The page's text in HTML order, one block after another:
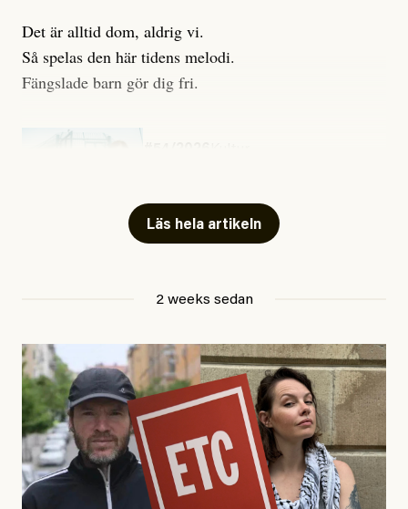
Det är alltid dom, aldrig vi.
Så spelas den här tidens melodi.
Fängslade barn gör dig fri.
Läs hela artikeln
2 weeks sedan